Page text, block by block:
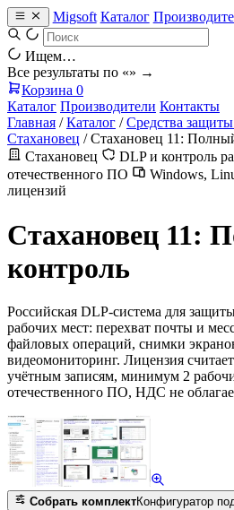
Migsoft Каталог
Ищем…
Все результаты по «» →
Корзина 0
Каталог Производители Контакты
Главная / Каталог / Средства
Стахановец / Стахановец 11:
Стахановец
DLP и контроль
отечественного ПО
Windows,
лицензий
Стахановец 11:
контроль
Российская DLP-система для
рабочих мест: перехват почты и
файловых операций, снимки
видеомониторинг. Лицензия
учётным записям, минимум 2
отечественного ПО, НДС не
Собрать комплектКонфигуратор